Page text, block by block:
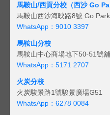
馬鞍山/西貢分校（西沙 Go
馬鞍山西沙海映路8號 Go
WhatsApp：9010 3397
馬鞍山分校
馬鞍山中心商場地下50-51號舖
WhatsApp：5171 2707
火炭分校
火炭駿景路1號駿景廣場G51
WhatsApp：6278 0084